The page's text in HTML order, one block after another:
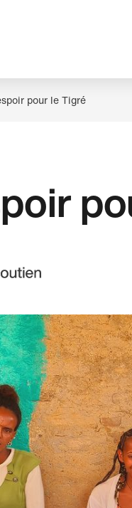
pour le Tigré